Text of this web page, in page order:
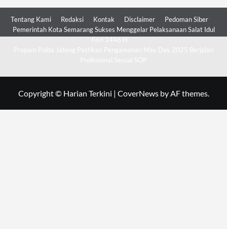
Tentang Kami Redaksi Kontak Disclaimer
Pedoman Siber
Pemerintah Kota Semarang Sukses Menggelar Pelaksanaan Salat Idul
Copyright © Harian Terkini | CoverNewsby AF themes.